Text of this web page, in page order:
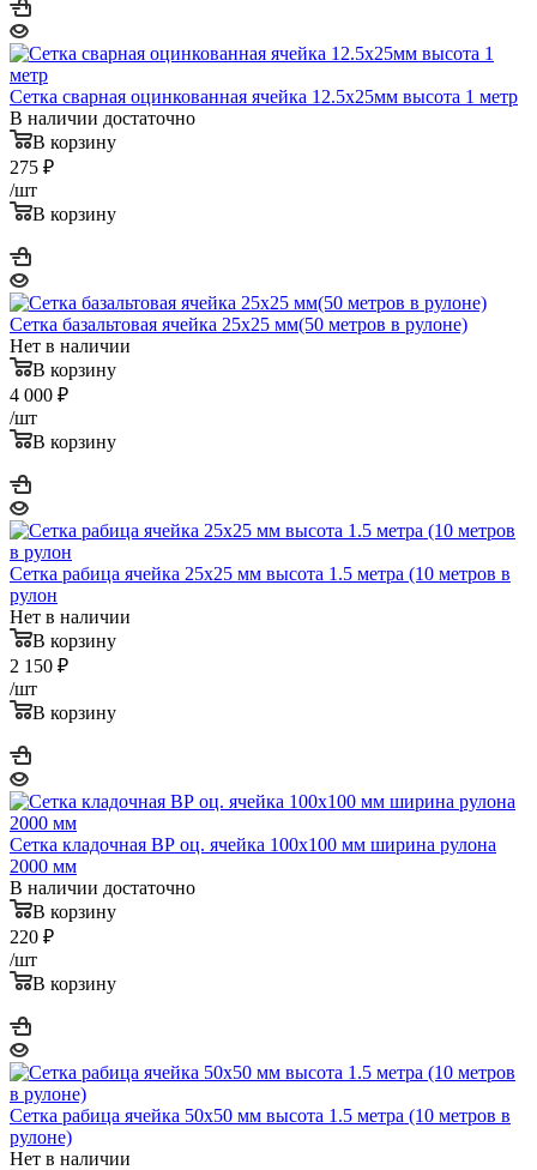
Сетка сварная оцинкованная ячейка 12.5х25мм высота 1 метр
В наличии достаточно
В корзину
275 ₽
/шт
В корзину
Сетка базальтовая ячейка 25х25 мм(50 метров в рулоне)
Нет в наличии
В корзину
4 000 ₽
/шт
В корзину
Сетка рабица ячейка 25х25 мм высота 1.5 метра (10 метров в
рулон
Нет в наличии
В корзину
2 150 ₽
/шт
В корзину
Сетка кладочная ВР оц. ячейка 100х100 мм ширина рулона
2000 мм
В наличии достаточно
В корзину
220 ₽
/шт
В корзину
Сетка рабица ячейка 50х50 мм высота 1.5 метра (10 метров в
рулоне)
Нет в наличии